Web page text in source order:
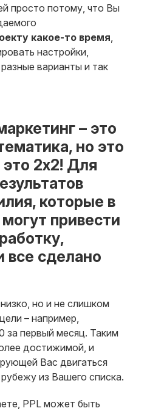
просто потому, что Вы
какое-то время
настройки,
варианты и так
– это
но это
это 2х2! Для
которые в
привести
все сделано
но и не слишком
– например,
за первый месяц. Таким
достижимой, и
Вас двигаться
из Вашего списка.
PPL может быть